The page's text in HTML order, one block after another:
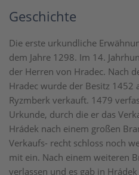
Geschichte
Die erste urkundliche
dem Jahre 1298. Im 14.
der Herren von Hradec. Nach
Hradec wurde der Besitz 1452
Ryzmberk verkauft. 1479
Urkunde, durch die er das
Hrádek nach einem großen
Verkaufs- recht schloss noch
mit ein. Nach einem weiteren
verlassen und es gab in